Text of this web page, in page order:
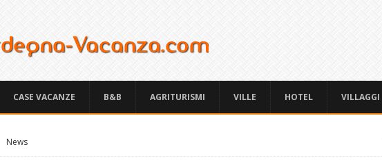
CASE VACANZE B&B AGRITURISMI VILLE HOTEL VILLAGGI
News